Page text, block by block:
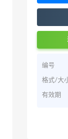
编号
格式/大
有效期